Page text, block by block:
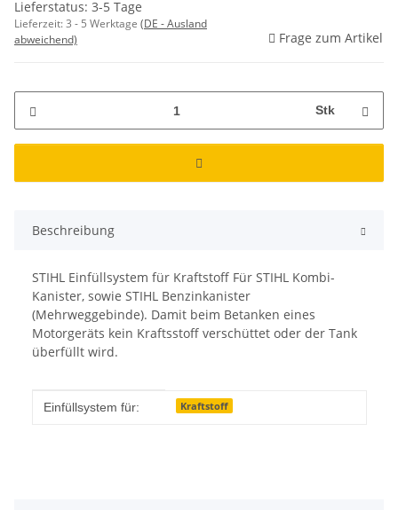
Lieferstatus: 3-5 Tage
Lieferzeit:3 - 5 Werktage (DE - Ausland
abweichend)
Frage zum Artikel
Stk
Beschreibung
STIHL Einfüllsystem für Kraftstoff Für STIHL Kombi-
Kanister, sowie STIHL Benzinkanister
(Mehrweggebinde). Damit beim Betanken eines
Motorgeräts kein Kraftsstoff verschüttet oder der Tank
überfüllt wird.
Produkteigenschaft
Wert
Einfüllsystem für: Kraftstoff